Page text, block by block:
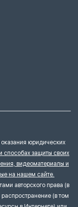
юридических
способах защиты своих
видеоматериалы и
на нашем сайте.
авторского права (в
(в том